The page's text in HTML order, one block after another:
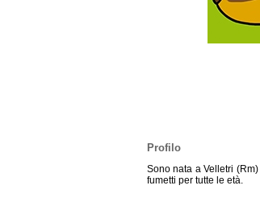
Profilo
Sono nata a Velletri
fumetti per tutte le età.